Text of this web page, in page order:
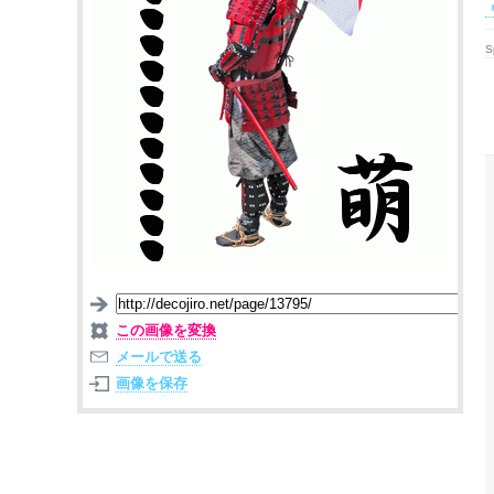
この画像を変換
メールで送る
画像を保存